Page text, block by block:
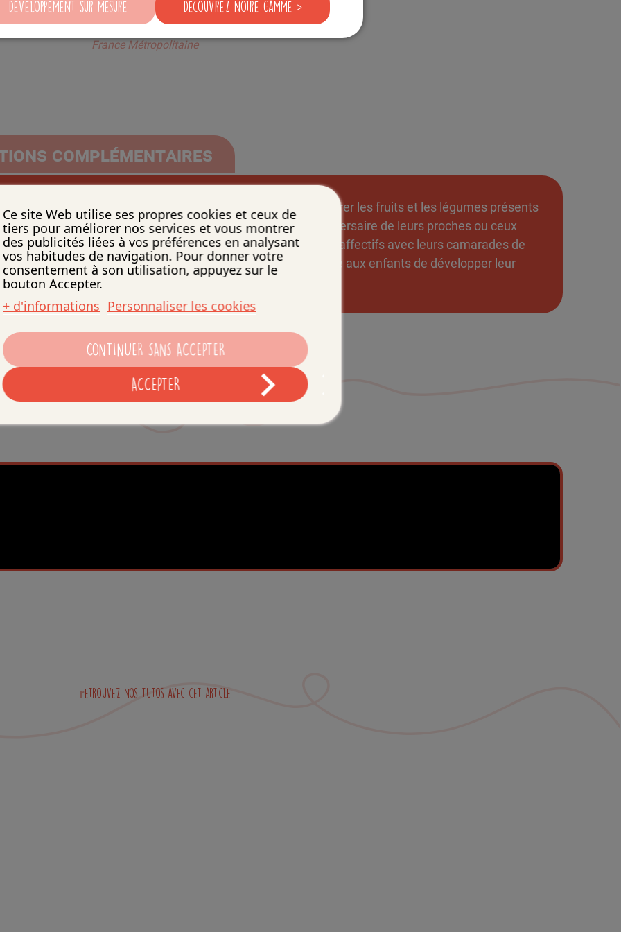
Ce site Web utilise ses propres cookies et ceux de
tiers pour améliorer nos services et vous montrer
des publicités liées à vos préférences en analysant
vos habitudes de navigation. Pour donner votre
consentement à son utilisation, appuyez sur le
bouton Accepter.
+ d'informations Personnaliser les cookies
CONTINUER SANS ACCEPTER
ACCEPTER
Développement sur mesure Découvrez notre gamme >
France Métropolitaine
- 400€ HT pour toutes livraisons hors
France Métropolitaine
complémentaires
perpétuel ludique qui leur permet de découvrir et d'explorer les fruits et les légumes présents
feuilles permet à chaque enfant de noter les dates d'anniversaire de leurs proches ou ceux
les invite donc à échanger, à partager et à créer des liens affectifs avec leurs camarades de
de tailles et de couleurs différentes pour permettre aux enfants de développer leur
et les formes.
Retrouvez nos tutos avec cet article